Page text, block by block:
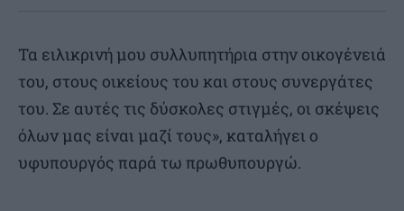
Τα ειλικρινή μου συλλυπητήρια στην οικογένειά
του, στους οικείους του και στους συνεργάτες
του. Σε αυτές τις δύσκολες στιγμές, οι σκέψεις
όλων μας είναι μαζί τους», καταλήγει ο
υφυπουργός παρά τω πρωθυπουργώ.